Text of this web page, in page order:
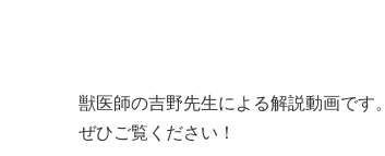
獣医師の吉野先生による解説動画です。
ぜひご覧ください！